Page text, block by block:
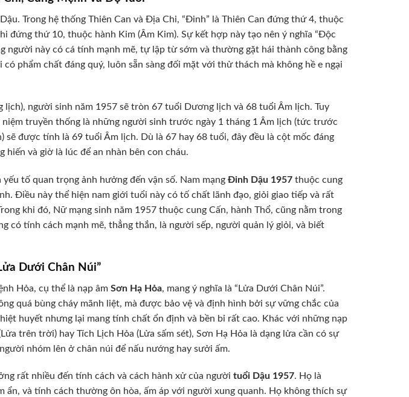
Trong hệ thống Thiên Can và Địa Chi, “Đinh” là Thiên Can đứng thứ 4, thuộc
đứng thứ 10, thuộc hành Kim (Âm Kim). Sự kết hợp này tạo nên ý nghĩa “Độc
người này có cá tính mạnh mẽ, tự lập từ sớm và thường gặt hái thành công bằng
phẩm chất đáng quý, luôn sẵn sàng đối mặt với thử thách mà không hề e ngại
người sinh năm 1957 sẽ tròn 67 tuổi Dương lịch và 68 tuổi Âm lịch. Tuy
truyền thống là những người sinh trước ngày 1 tháng 1 Âm lịch (tức trước
sẽ được tính là 69 tuổi Âm lịch. Dù là 67 hay 68 tuổi, đây đều là cột mốc đáng
và giờ là lúc để an nhàn bên con cháu.
yếu tố quan trọng ảnh hưởng đến vận số. Nam mạng Đinh Dậu 1957 thuộc cung
Điều này thể hiện nam giới tuổi này có tố chất lãnh đạo, giỏi giao tiếp và rất
khi đó, Nữ mạng sinh năm 1957 thuộc cung Cấn, hành Thổ, cũng nằm trong
có tính cách mạnh mẽ, thẳng thắn, là người sếp, người quản lý giỏi, và biết
Dưới Chân Núi”
Hỏa, cụ thể là nạp âm Sơn Hạ Hỏa, mang ý nghĩa là “Lửa Dưới Chân Núi”.
quá bùng cháy mãnh liệt, mà được bảo vệ và định hình bởi sự vững chắc của
huyết nhưng lại mang tính chất ổn định và bền bỉ rất cao. Khác với những nạp
trên trời) hay Tích Lịch Hỏa (Lửa sấm sét), Sơn Hạ Hỏa là dạng lửa cần có sự
nhóm lên ở chân núi để nấu nướng hay sưởi ấm.
rất nhiều đến tính cách và cách hành xử của người tuổi Dậu 1957. Họ là
ẩn, và tính cách thường ôn hòa, ấm áp với người xung quanh. Họ không thích sự